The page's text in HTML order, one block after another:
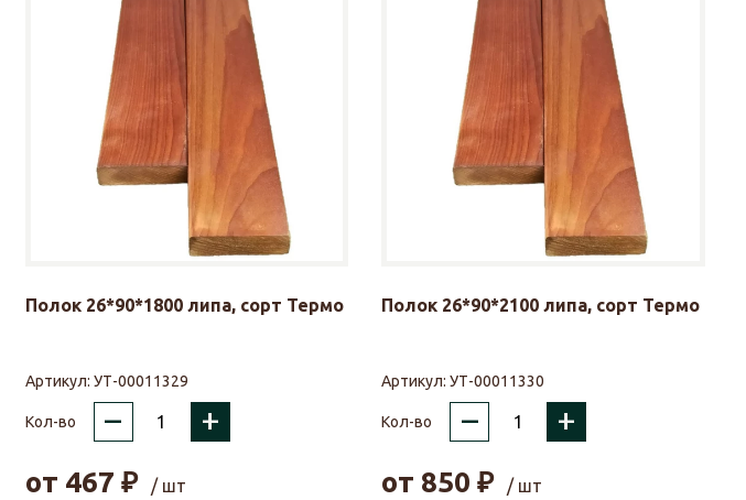
Полок 26*90*1800 липа, сорт Термо
Артикул: УТ-00011329
Кол-во – +
от 467 ₽
/ шт
Полок 26*90*2100 липа, сорт Термо
Артикул:УТ-00011330
Кол-во – +
от 850 ₽
/ шт